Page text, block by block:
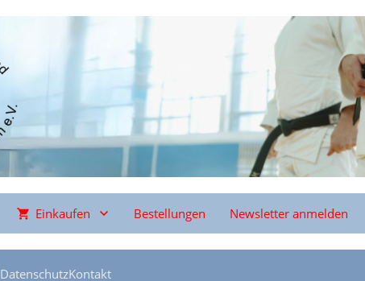
Einkaufen Bestellungen Newsletter anmelden
DatenschutzKontakt